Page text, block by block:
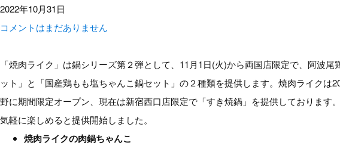
2022年10月31日
コメントはまだありません
「焼肉ライク」は鍋シリーズ第２弾として、11月1日(火)から両国店限定で、阿波
ット」と「国産鶏もも塩ちゃんこ鍋セット」の２種類を提供します。焼肉ライクは
野に期間限定オープン、現在は新宿西口店限定で「すき焼鍋」を提供しております
気軽に楽しめると提供開始しました。
焼肉ライクの肉鍋ちゃんこ